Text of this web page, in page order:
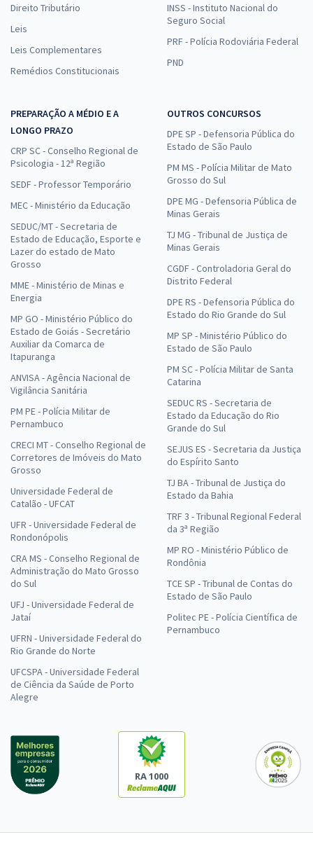
Direito Tributário
Leis
Leis Complementares
Remédios Constitucionais
INSS - Instituto Nacional do
Seguro Social
PRF - Polícia Rodoviária Federal
PND
PREPARAÇÃO A MÉDIO E A
LONGO PRAZO
CRP SC - Conselho Regional de
Psicologia - 12ª Região
SEDF - Professor Temporário
MEC - Ministério da Educação
SEDUC/MT - Secretaria de
Estado de Educação, Esporte e
Lazer do estado de Mato
Grosso
MME - Ministério de Minas e
Energia
MP GO - Ministério Público do
Estado de Goiás - Secretário
Auxiliar da Comarca de
Itapuranga
ANVISA - Agência Nacional de
Vigilância Sanitária
PM PE - Polícia Militar de
Pernambuco
CRECI MT - Conselho Regional de
Corretores de Imóveis do Mato
Grosso
Universidade Federal de
Catalão - UFCAT
UFR - Universidade Federal de
Rondonópolis
CRA MS - Conselho Regional de
Administração do Mato Grosso
do Sul
UFJ - Universidade Federal de
Jataí
UFRN - Universidade Federal do
Rio Grande do Norte
UFCSPA - Universidade Federal
de Ciência da Saúde de Porto
Alegre
OUTROS CONCURSOS
DPE SP - Defensoria Pública do
Estado de São Paulo
PM MS - Polícia Militar de Mato
Grosso do Sul
DPE MG - Defensoria Pública de
Minas Gerais
TJ MG - Tribunal de Justiça de
Minas Gerais
CGDF - Controladoria Geral do
Distrito Federal
DPE RS - Defensoria Pública do
Estado do Rio Grande do Sul
MP SP - Ministério Público do
Estado de São Paulo
PM SC - Polícia Militar de Santa
Catarina
SEDUC RS - Secretaria de
Estado da Educação do Rio
Grande do Sul
SEJUS ES - Secretaria da Justiça
do Espírito Santo
TJ BA - Tribunal de Justiça do
Estado da Bahia
TRF 3 - Tribunal Regional Federal
da 3ª Região
MP RO - Ministério Público de
Rondônia
TCE SP - Tribunal de Contas do
Estado de São Paulo
Politec PE - Polícia Científica de
Pernambuco
RA 1000